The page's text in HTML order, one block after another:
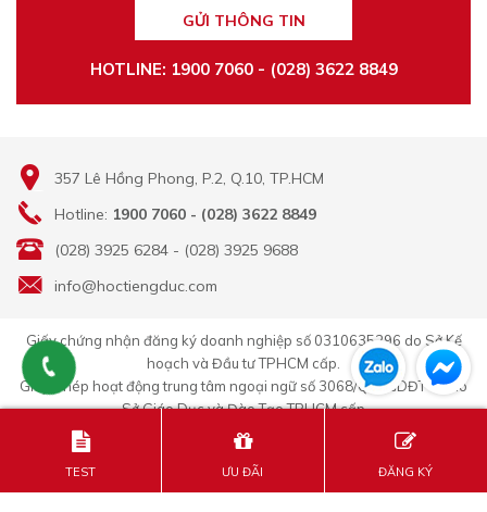
GỬI THÔNG TIN
HOTLINE: 1900 7060 - (028) 3622 8849
357 Lê Hồng Phong, P.2, Q.10, TP.HCM
Hotline: 1900 7060 - (028) 3622 8849
(028) 3925 6284 - (028) 3925 9688
info@hoctiengduc.com
Giấy chứng nhận đăng ký doanh nghiệp số 0310635296 do Sở Kế
hoạch và Đầu tư TPHCM cấp.
Giấy Phép hoạt động trung tâm ngoại ngữ số 3068/QĐ-GDĐT-TC do
Sở Giáo Dục và Đào Tạo TPHCM cấp
TEST ƯU ĐÃI ĐĂNG KÝ